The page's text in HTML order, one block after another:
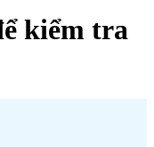
kiểm tra